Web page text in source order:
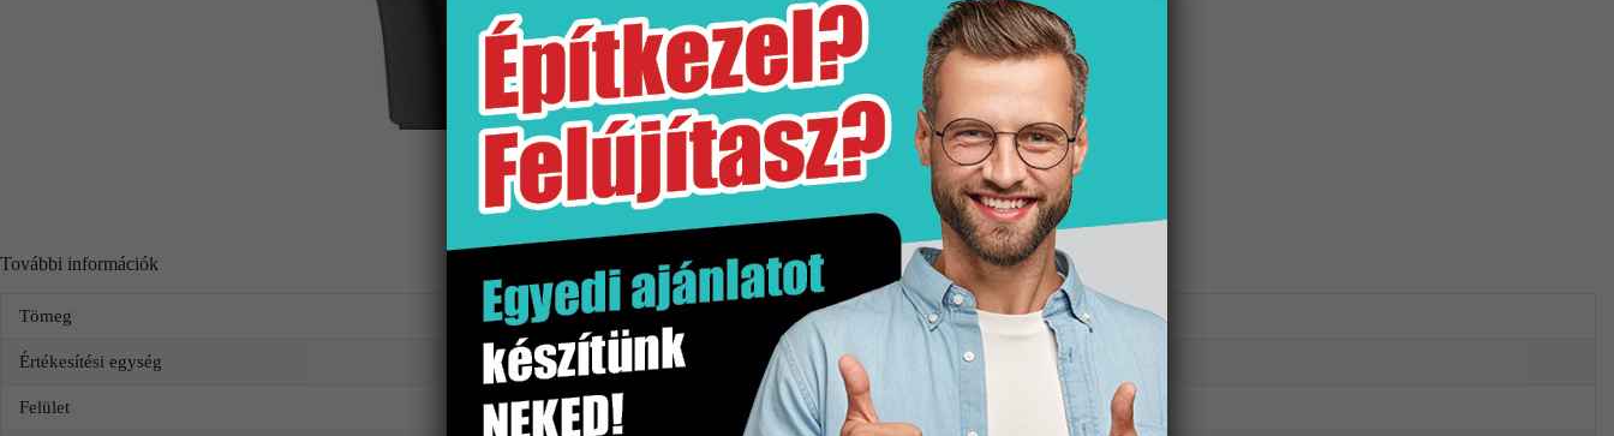
Gyártó
Hansgrohe
Kiszerelés
1 db
Felület
Matt fekete
További információk
Tömeg 5 kg
Értékesítési egység db
Felület